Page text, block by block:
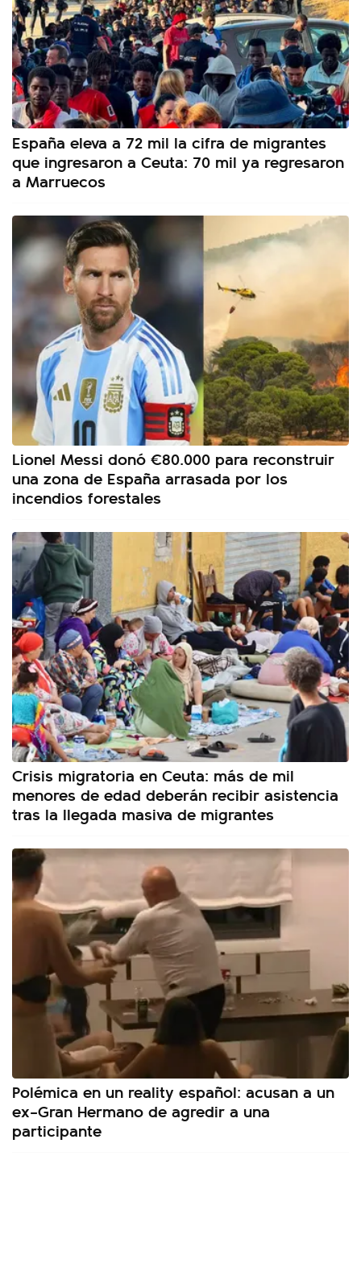
España eleva a 72 mil la cifra de migrantes
que ingresaron a Ceuta: 70 mil ya regresaron
a Marruecos
Lionel Messi donó €80.000 para reconstruir
una zona de España arrasada por los
incendios forestales
Crisis migratoria en Ceuta: más de mil
menores de edad deberán recibir asistencia
tras la llegada masiva de migrantes
Polémica en un reality español: acusan a un
ex–Gran Hermano de agredir a una
participante